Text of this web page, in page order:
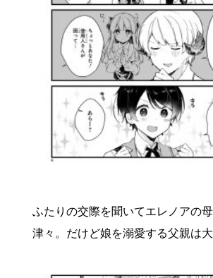
ふたりの交際を聞いてエレノアの
津々。だけど娘を溺愛する父親は